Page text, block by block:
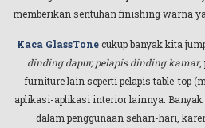
memberikan sentuhan finishing warna
Kaca GlassTonecukup banyak kita
dinding dapur, pelapis dinding kamar,
furniture lain seperti pelapis table-top
aplikasi-aplikasi interior lainnya.
dalam penggunaan sehari-hari,